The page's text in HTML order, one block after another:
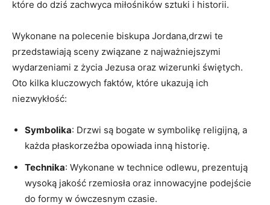
które do dziś ‍zachwyca ⁢miłośników sztuki i historii.
Wykonane na polecenie ‌biskupa Jordana,drzwi ‌te⁢
przedstawiają sceny związane z⁤ najważniejszymi
wydarzeniami z życia Jezusa oraz wizerunki świętych.
Oto kilka kluczowych faktów, które ukazują ich
niezwykłość:
Symbolika: Drzwi są bogate w symbolikę religijną, a
każda płaskorzeźba opowiada inną historię.
Technika: ‍Wykonane w technice odlewu, prezentują
wysoką jakość rzemiosła oraz innowacyjne podejście
do formy w ówczesnym czasie.